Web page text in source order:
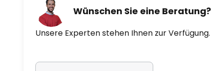
Wünschen Sie eine Beratung?
Unsere Experten stehen Ihnen zur Verfügung.